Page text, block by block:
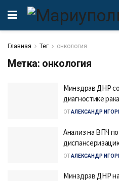
Главная Тег онкология
Метка: онкология
Минздрав ДНР
диагностике рака
ОТАЛЕКСАНДР
Анализ на ВПЧ
ОТАЛЕКСАНДР
Минздрав ДНР